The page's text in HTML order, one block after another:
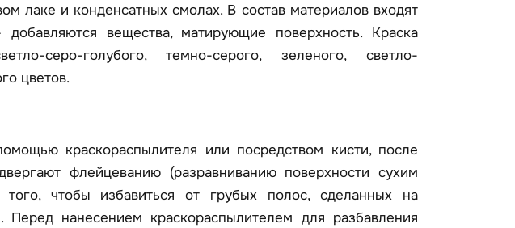
лаке и конденсатных смолах. В состав материалов входят
вещества, матирующие поверхность. Краска
серо-голубого, темно-серого, зеленого, светло-
цветов.
краскораспылителя или посредством кисти, после
флейцеванию (разравниванию поверхности сухим
чтобы избавиться от грубых полос, сделанных на
Перед нанесением краскораспылителем для разбавления